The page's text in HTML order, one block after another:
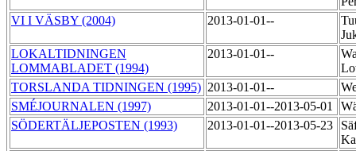
VI I VÄSBY (2004)
2013-01-01--
LOKALTIDNINGEN
LOMMABLADET (1994)
2013-01-01--
TORSLANDA TIDNINGEN (1995) 2013-01-01--
SMÉJOURNALEN (1997)
2013-01-01--2013-05-01
SÖDERTÄLJEPOSTEN (1993)
2013-01-01--2013-05-23